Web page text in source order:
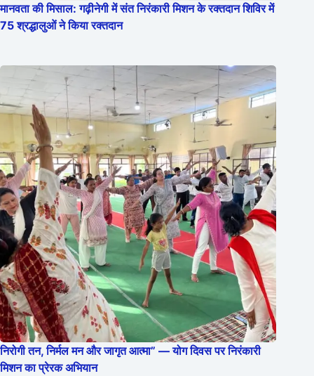
मानवता की मिसाल: गढ़ीनेगी में संत निरंकारी मिशन के रक्तदान शिविर में
75 श्रद्धालुओं ने किया रक्तदान
निरोगी तन, निर्मल मन और जागृत आत्मा” — योग दिवस पर निरंकारी
मिशन का प्रेरक अभियान